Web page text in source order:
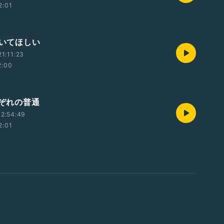
てほしい
れの普通